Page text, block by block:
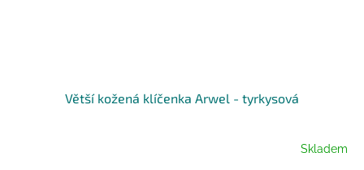
Větší kožená klíčenka Arwel - tyrkysová
Skladem